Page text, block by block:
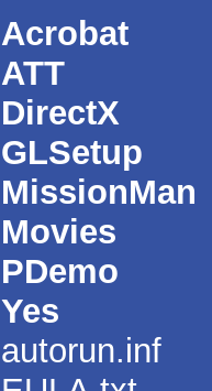
Acrobat
ATT
DirectX
GLSetup
MissionMan
Movies
PDemo
Yes
autorun.inf